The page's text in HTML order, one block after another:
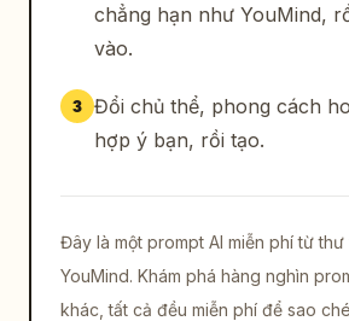
chẳng hạn như YouMind,
vào.
3 Đổi chủ thể, phong cách
hợp ý bạn, rồi tạo.
Đây là một prompt AI miễn phí từ
YouMind. Khám phá hàng nghìn
khác, tất cả đều miễn phí để sao